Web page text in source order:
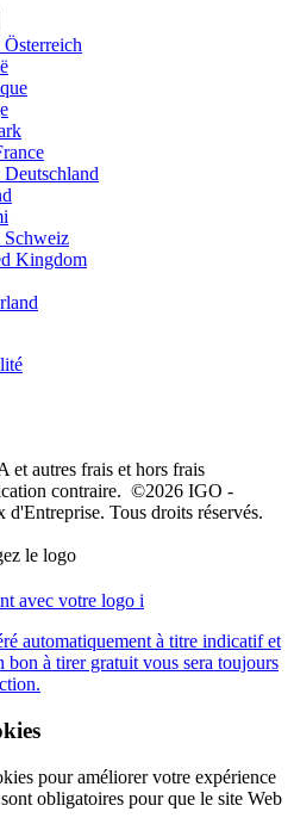
Kingdom
et autres frais et hors frais
contraire. ©2026 IGO -
Tous droits réservés.
le logo
avec votre logo i
automatiquement à titre indicatif et
à tirer gratuit vous sera toujours
pour améliorer votre expérience
obligatoires pour que le site Web